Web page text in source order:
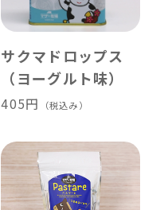
サクマドロップス
（ヨーグルト味）
405円 （税込み）